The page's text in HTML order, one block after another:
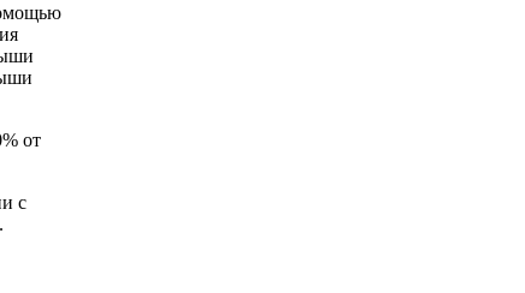
от
с